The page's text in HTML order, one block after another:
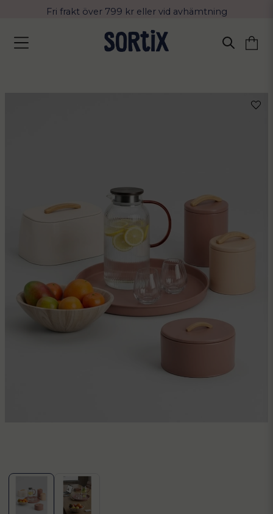
Fri frakt över 799 kr eller vid avhämtning
Leverans 2-4 arbetsdagar med Postnord